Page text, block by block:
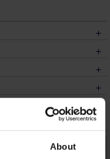
About
svidjeti